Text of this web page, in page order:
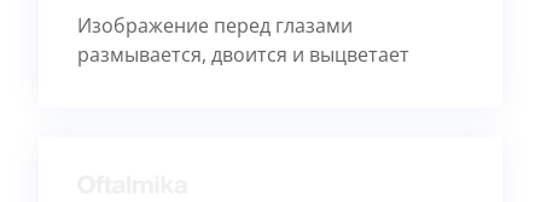
Изображение перед глазами
размывается, двоится и выцветает